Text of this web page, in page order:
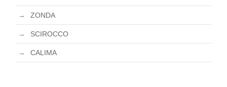
ZONDA
SCIROCCO
CALIMA